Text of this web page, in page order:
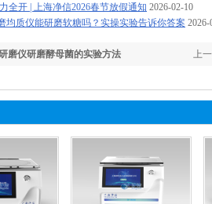
全开 | 上海净信2026春节放假通知 2026-02-10
均质仪能研磨软糖吗？实操实验告诉你答案 2026-
上一
磨仪研磨酵母菌的实验方法